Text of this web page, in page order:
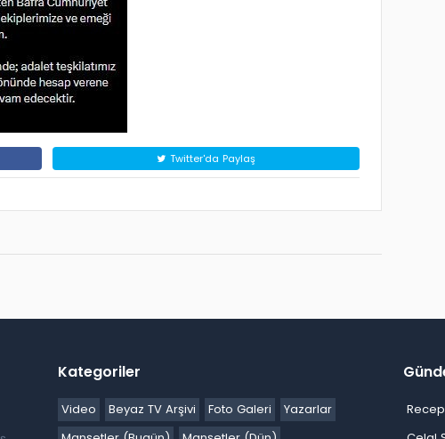
Twitter'da Paylaş
Kategoriler
Video Beyaz TV Arşivi Foto Galeri
Yazarlar